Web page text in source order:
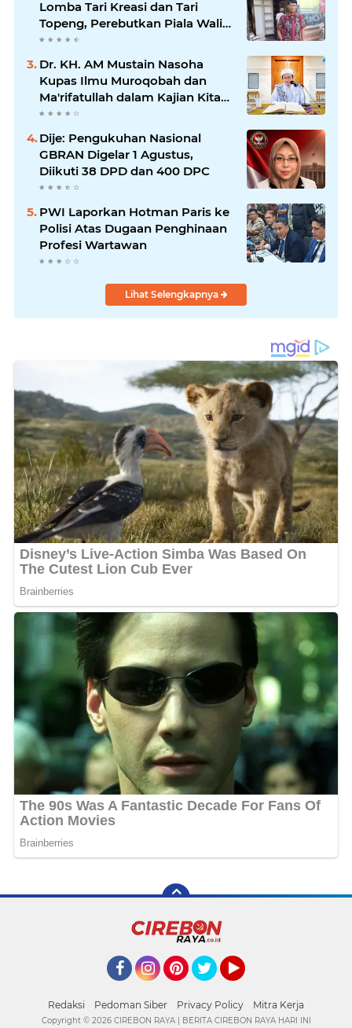
Lomba Tari Kreasi dan Tari
Topeng, Perebutkan Piala Wali
Kota
Dr. KH. AM Mustain Nasoha
Kupas Ilmu Muroqobah dan
Ma'rifatullah dalam Kajian Kitab
Ihya' Ulumuddin
Dije: Pengukuhan Nasional
GBRAN Digelar 1 Agustus,
Diikuti 38 DPD dan 400 DPC
PWI Laporkan Hotman Paris ke
Polisi Atas Dugaan Penghinaan
Profesi Wartawan
Lihat Selengkapnya
Redaksi Pedoman Siber Privacy Policy Mitra Kerja
Copyright © 2026 CIREBON RAYA | BERITA CIREBON RAYA HARI INI